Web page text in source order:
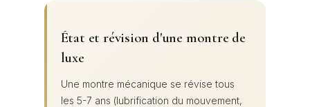
État et révision d'une montre de
luxe
Une montre mécanique se révise tous
les 5-7 ans (lubrification du mouvement,